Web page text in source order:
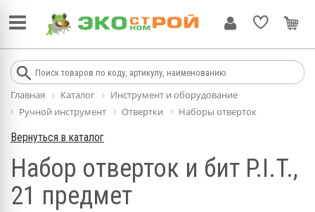
Главная Каталог
Инструмент и оборудование
Ручной инструмент
Отвертки Наборы отверток
Вернуться в каталог
Набор отверток и бит P.I.T.,
21 предмет